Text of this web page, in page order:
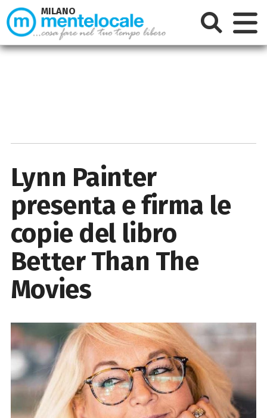
Lynn Painter
presenta e firma le
copie del libro
Better Than The
Movies
MILANO